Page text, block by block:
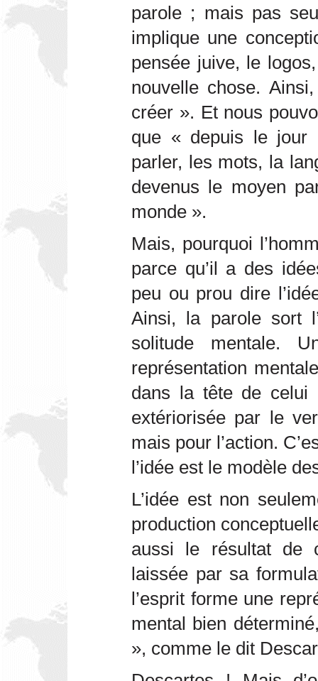
parole ; mais pas
implique une
pensée juive, le
nouvelle chose.
créer ». Et nous
que « depuis le jour
parler, les mots, la
devenus le moyen
monde ».
Mais, pourquoi
parce qu’il a des
peu ou prou dire
Ainsi, la parole sort
solitude mentale.
représentation
dans la tête de celui
extériorisée par le
mais pour l’action.
l’idée est le modèle
L’idée est non
production
aussi le résultat de
laissée par sa
l’esprit forme une
mental bien
», comme le dit